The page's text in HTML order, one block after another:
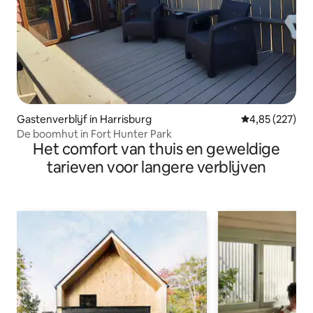
Gastenverblijf in Harrisburg Gemiddelde
4,85 (227)
De boomhut in Fort Hunter Park
Het comfort van thuis en geweldige
tarieven voor langere verblijven